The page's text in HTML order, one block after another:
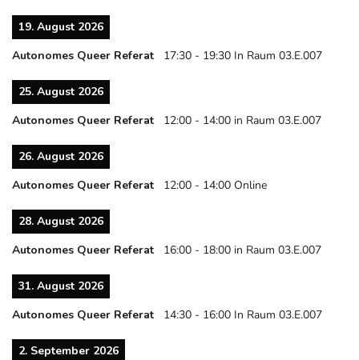
19. August 2026
Autonomes Queer Referat
17:30 - 19:30 In Raum 03.E.007
25. August 2026
Autonomes Queer Referat
12:00 - 14:00 in Raum 03.E.007
26. August 2026
Autonomes Queer Referat
12:00 - 14:00 Online
28. August 2026
Autonomes Queer Referat
16:00 - 18:00 in Raum 03.E.007
31. August 2026
Autonomes Queer Referat
14:30 - 16:00 In Raum 03.E.007
2. September 2026